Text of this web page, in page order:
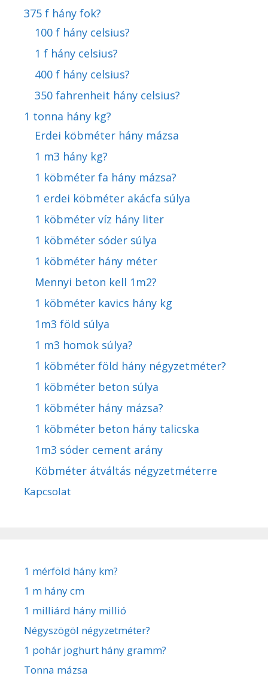
375 f hány fok?
100 f hány celsius?
1 f hány celsius?
400 f hány celsius?
350 fahrenheit hány celsius?
1 tonna hány kg?
Erdei köbméter hány mázsa
1 m3 hány kg?
1 köbméter fa hány mázsa?
1 erdei köbméter akácfa súlya
1 köbméter víz hány liter
1 köbméter sóder súlya
1 köbméter hány méter
Mennyi beton kell 1m2?
1 köbméter kavics hány kg
1m3 föld súlya
1 m3 homok súlya?
1 köbméter föld hány négyzetméter?
1 köbméter beton súlya
1 köbméter hány mázsa?
1 köbméter beton hány talicska
1m3 sóder cement arány
Köbméter átváltás négyzetméterre
Kapcsolat
1 mérföld hány km?
1 m hány cm
1 milliárd hány millió
Négyszögöl négyzetméter?
1 pohár joghurt hány gramm?
Tonna mázsa